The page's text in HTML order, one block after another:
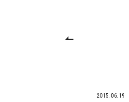
2015.06.19